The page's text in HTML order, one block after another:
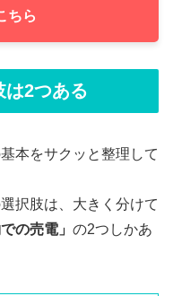
ちら
は2つある
本をサクッと整理して
択肢は、大きく分けて
の売電」 の2つしかあ